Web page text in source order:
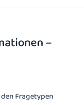
–
Fragetypen